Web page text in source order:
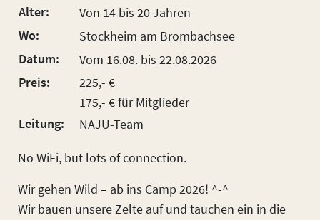
Alter:
Von 14 bis 20 Jahren
Wo:
Stockheim am Brombachsee
Datum:
Vom 16.08. bis 22.08.2026
Preis:
225,- €
175,- € für Mitglieder
Leitung:
NAJU-Team
No WiFi, but lots of connection.
Wir gehen Wild – ab ins Camp 2026! ^-^
Wir bauen unsere Zelte auf und tauchen ein in die